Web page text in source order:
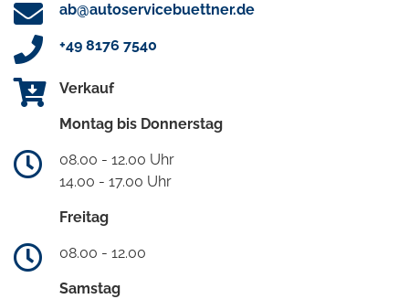
ab@autoservicebuettner.de
+49 8176 7540
Verkauf
Montag bis Donnerstag
08.00 - 12.00 Uhr
14.00 - 17.00 Uhr
Freitag
08.00 - 12.00
Samstag